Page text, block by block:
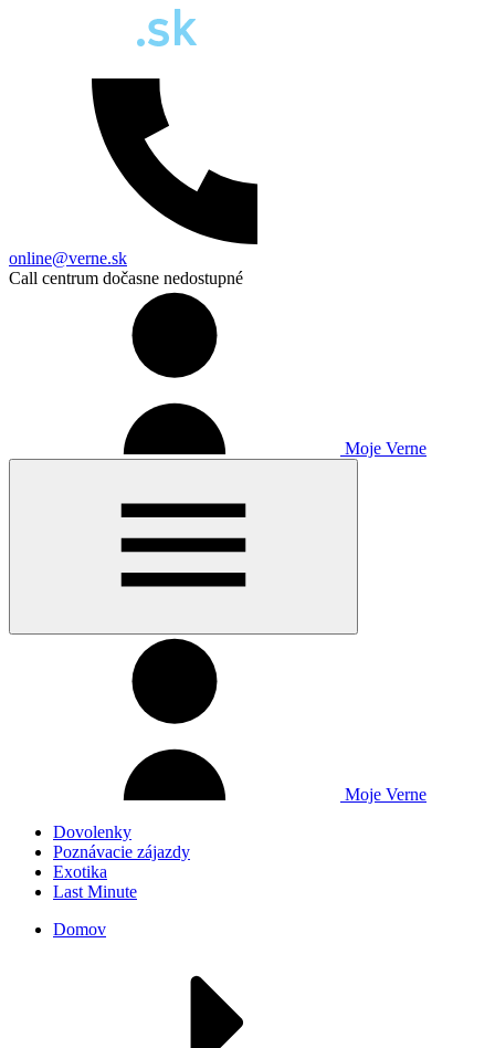
online@verne.sk
Call centrum dočasne nedostupné
Moje Verne
Moje Verne
Dovolenky
Poznávacie zájazdy
Exotika
Last Minute
Domov